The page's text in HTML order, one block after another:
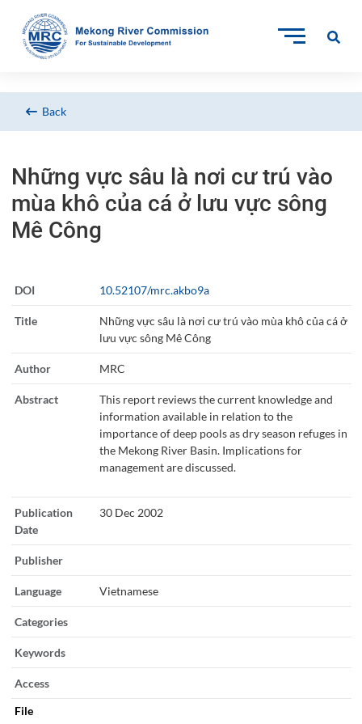
Back
Những vực sâu là nơi cư trú vào
mùa khô của cá ở lưu vực sông
Mê Công
DOI 10.52107/mrc.akbo9a
Title
Những vực sâu là nơi cư trú vào mùa khô của cá ở
lưu vực sông Mê Công
Author MRC
Abstract
This report reviews the current knowledge and
information available in relation to the
importance of deep pools as dry season refuges in
the Mekong River Basin. Implications for
management are discussed.
Publication
Date
30 Dec 2002
Publisher
Language Vietnamese
Categories
Keywords
Access
File